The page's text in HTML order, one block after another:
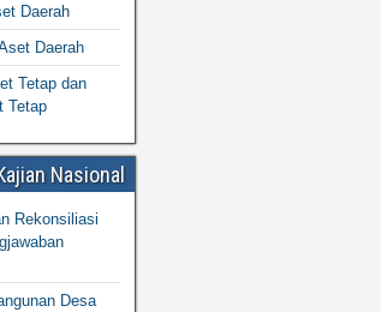
Daerah
Daerah
Tetap dan
Tetap
Nasional
Rekonsiliasi
Desa